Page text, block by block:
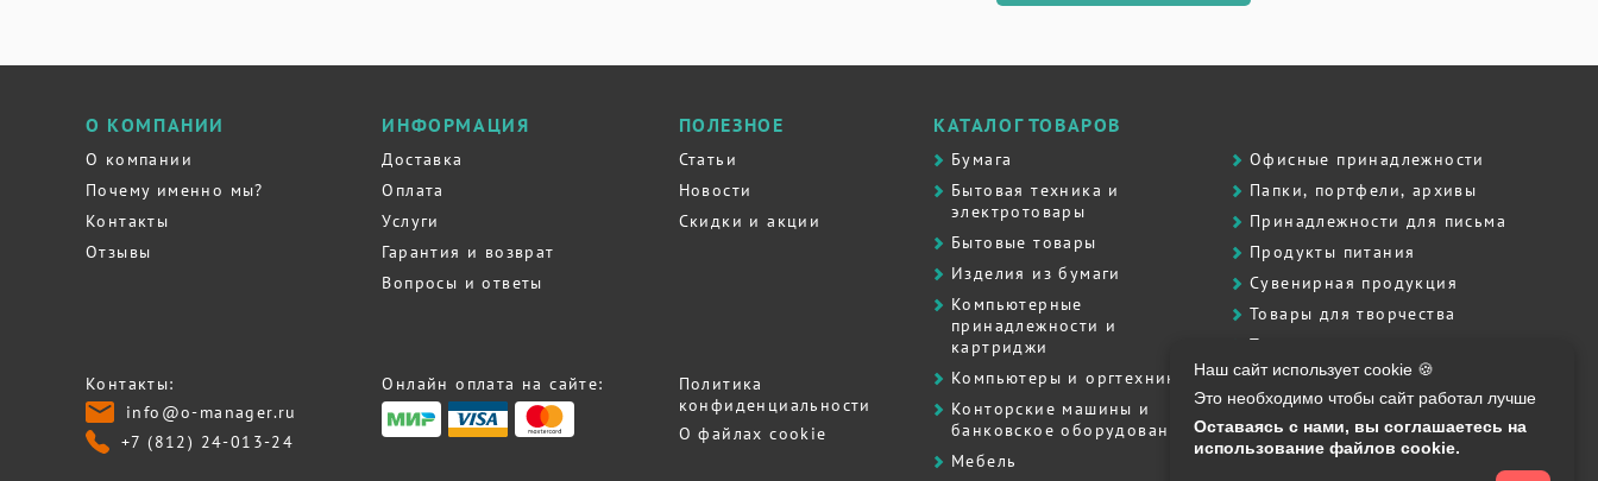
О КОМПАНИИ
О компании
Почему именно мы?
Контакты
Отзывы
ИНФОРМАЦИЯ
Доставка
Оплата
Услуги
Гарантия и возврат
Вопросы и ответы
ПОЛЕЗНОЕ
Статьи
Новости
Скидки и акции
Контакты:
info@o-manager.ru
+7 (812) 24-013-24
Онлайн оплата на сайте:
Политика
конфиденциальности
О файлах cookie
КАТАЛОГ ТОВАРОВ
Бумага
Бытовая техника и
электротовары
Бытовые товары
Изделия из бумаги
Компьютерные
принадлежности и
картриджи
Компьютеры и оргтехника
Контоpские машины и
банковское оборудование
Мебель
Офисные принадлежности
Папки, портфели, архивы
Принадлежности для письма
Продукты питания
Сувенирная продукция
Товары для творчества
Товары для школы
Хозяйственные товары
Штемпельная продукция
Полиграфия, печати, штампы
Наш сайт использует cookie 🍪
Это необходимо чтобы сайт работал лучше
Оставаясь с нами, вы соглашаетесь на
использование файлов cookie.